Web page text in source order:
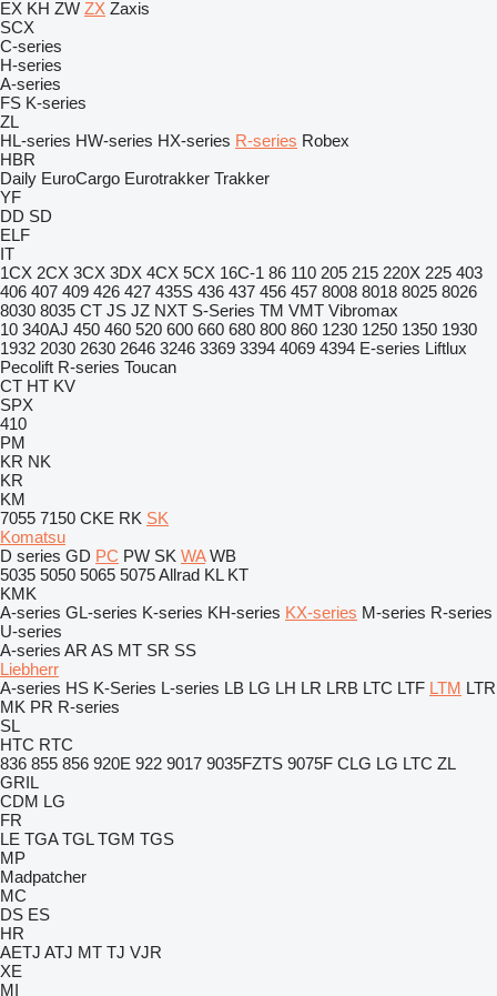
EX KH ZW ZX Zaxis
SCX
C-series
H-series
A-series
FS K-series
ZL
HL-series HW-series HX-series R-series Robex
HBR
Daily EuroCargo Eurotrakker Trakker
YF
DD SD
ELF
IT
1CX 2CX 3CX 3DX 4CX 5CX 16C-1 86 110 205 215 220X 225 403
406 407 409 426 427 435S 436 437 456 457 8008 8018 8025 8026
8030 8035 CT JS JZ NXT S-Series TM VMT Vibromax
10 340AJ 450 460 520 600 660 680 800 860 1230 1250 1350 1930
1932 2030 2630 2646 3246 3369 3394 4069 4394 E-series Liftlux
Pecolift R-series Toucan
CT HT KV
SPX
410
PM
KR NK
KR
KM
7055 7150 CKE RK SK
Komatsu
D series GD PC PW SK WA WB
5035 5050 5065 5075Allrad KL KT
KMK
A-series GL-series K-series KH-series KX-series M-series R-series
U-series
A-series AR AS MT SR SS
Liebherr
A-series HS K-Series L-series LB LG LH LR LRB LTC LTF LTM LTR
MK PR R-series
SL
HTC RTC
836 855 856 920E 922 9017 9035FZTS 9075F CLG LG LTC ZL
GRIL
CDM LG
FR
LE TGA TGL TGM TGS
MP
Madpatcher
MC
DS ES
HR
AETJ ATJ MT TJ VJR
XE
MI